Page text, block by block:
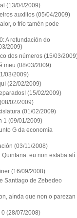
(13/04/2009)
auxilios (05/04/2009)
o frío tamén pode
A refundación do
2009)
dos números (15/03/
meu (08/03/2009)
03/2009)
(22/02/2009)
(15/02/2009)
(08/02/2009)
(01/02/2009)
1 (09/01/2009)
G da economía
(03/11/2008)
Quintana: eu non estaba alí
(16/09/2008)
Santiago de Zebedeo
aínda que non o parezan
0 (28/07/2008)